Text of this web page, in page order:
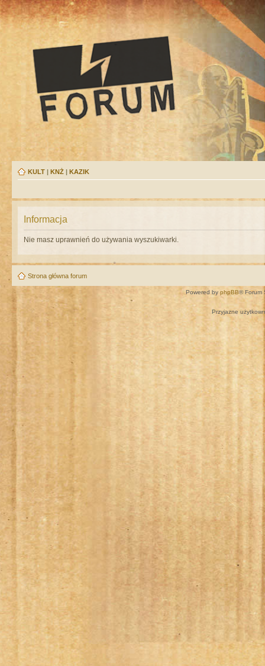
KULT | KNŻ | KAZIK
Informacja
Nie masz uprawnień do używania wyszukiwarki.
Strona główna forum
Powered by phpBB® Forum
Przyjazne